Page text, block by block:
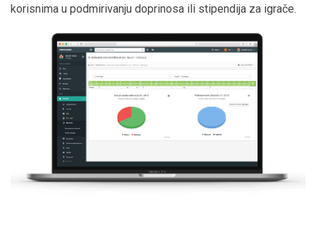
korisnima u podmirivanju doprinosa ili stipendija za igrače.